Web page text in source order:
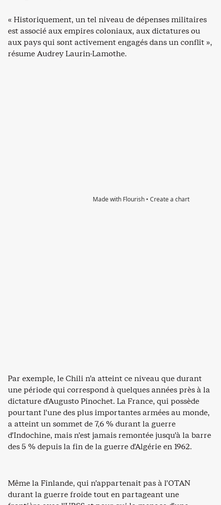
« Historiquement, un tel niveau de dépenses militaires
est associé aux empires coloniaux, aux dictatures ou
aux pays qui sont activement engagés dans un conflit »,
résume Audrey Laurin-Lamothe.
Par exemple, le Chili n’a atteint ce niveau que durant
une période qui correspond à quelques années près à la
dictature d’Augusto Pinochet. La France, qui possède
pourtant l’une des plus importantes armées au monde,
a atteint un sommet de 7,6 % durant la guerre
d’Indochine, mais n’est jamais remontée jusqu’à la barre
des 5 % depuis la fin de la guerre d’Algérie en 1962.
Même la Finlande, qui n’appartenait pas à l’OTAN
durant la guerre froide tout en partageant une